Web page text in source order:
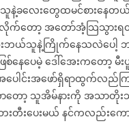
ခလေးတွေထမင်စားနေတယ်
ာလိုက်တော့ အတော်အံ့သြသွာ
းဘယ်သူနဲ့ကြိုက်နေသလဲပေါ့
နေပေမဲ့ ဒေါ်အေးကတော့
ပေါင်းအဖော်ရှိရာထွက်လ
ာ့ သူအိမ်နားကို အသာတိုးသွာ
းပေးမယ် နင်ကလည်းကော